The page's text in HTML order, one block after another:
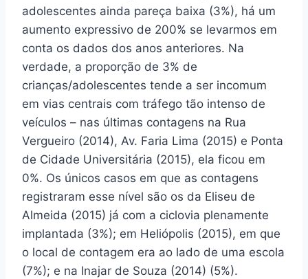
adolescentes ainda pareça baixa (3%), há um
aumento expressivo de 200% se levarmos em
conta os dados dos anos anteriores. Na
verdade, a proporção de 3% de
crianças/adolescentes tende a ser incomum
em vias centrais com tráfego tão intenso de
veículos – nas últimas contagens na Rua
Vergueiro (2014), Av. Faria Lima (2015) e Ponta
de Cidade Universitária (2015), ela ficou em
0%. Os únicos casos em que as contagens
registraram esse nível são os da Eliseu de
Almeida (2015) já com a ciclovia plenamente
implantada (3%); em Heliópolis (2015), em que
o local de contagem era ao lado de uma escola
(7%); e na Inajar de Souza (2014) (5%).